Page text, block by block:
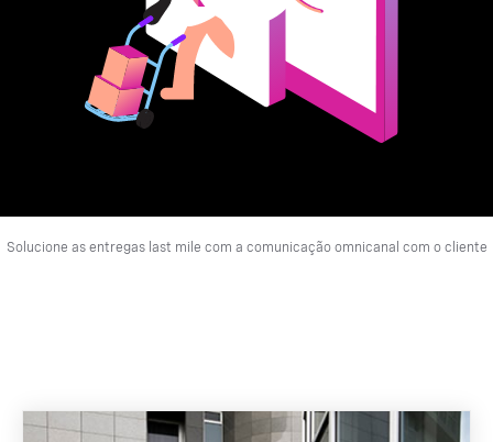
Solucione as entregas last mile com a comunicação omnicanal com o cliente